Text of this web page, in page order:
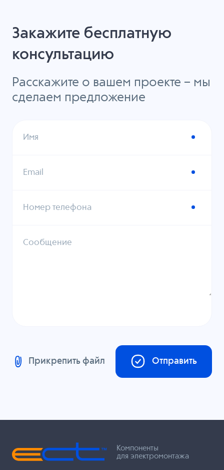
Закажите бесплатную
консультацию
Расскажите о вашем проекте – мы
сделаем предложение
Имя
Email
Номер телефона
Сообщение
Прикрепить файл Отправить
Компоненты
для электромонтажа